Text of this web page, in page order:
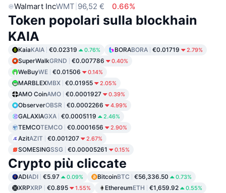
Walmart IncWMT 96,52 € 0.66%
Token popolari sulla blockhain
KAIA
KaiaKAIA €0.02319 0.76% BORABORA €0.01719 2.79%
SuperWalkGRND €0.007786 0.40%
WeBuyWE €0.01506 0.14%
MARBLEXMBX €0.01955 2.05%
AMO CoinAMO €0.0001927 0.39%
ObserverOBSR €0.0002266 4.99%
GALAXIAGXA €0.0005119 2.46%
TEMCOTEMCO €0.0001656 2.90%
AzitAZIT €0.001207 2.67%
SOMESINGSSG €0.00005261 0.15%
Crypto più cliccate
ADIADI €5.97 0.09% BitcoinBTC €56,336.50 0.73%
XRPXRP €0.895 1.55% EthereumETH €1,659.92 0.55%